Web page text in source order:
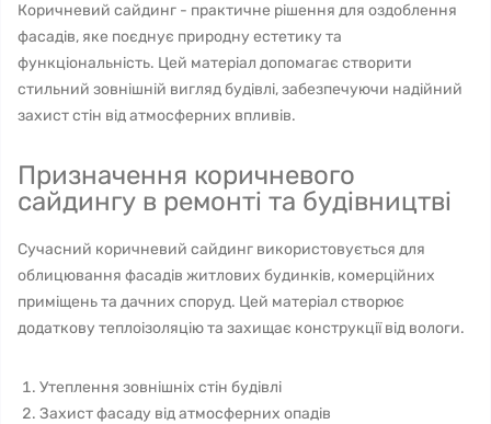
Коричневий сайдинг - практичне рішення для оздоблення
фасадів, яке поєднує природну естетику та
функціональність. Цей матеріал допомагає створити
стильний зовнішній вигляд будівлі, забезпечуючи надійний
захист стін від атмосферних впливів.
Призначення коричневого
сайдингу в ремонті та будівництві
Сучасний коричневий сайдинг використовується для
облицювання фасадів житлових будинків, комерційних
приміщень та дачних споруд. Цей матеріал створює
додаткову теплоізоляцію та захищає конструкції від вологи.
Утеплення зовнішніх стін будівлі
Захист фасаду від атмосферних опадів